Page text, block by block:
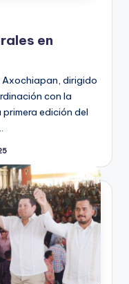
en
dirigido
con la
edición del